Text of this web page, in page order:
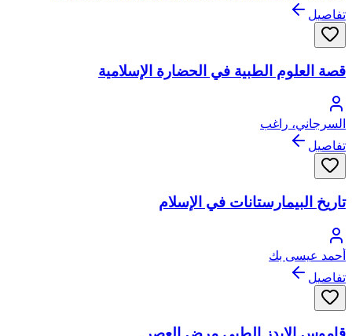
تفاصيل
قصة العلوم الطبية في الحضارة الإسلامية
السرجاني، راغب
تفاصيل
تاريخ البيمارستانات في الإسلام
أحمد عيسى بك
تفاصيل